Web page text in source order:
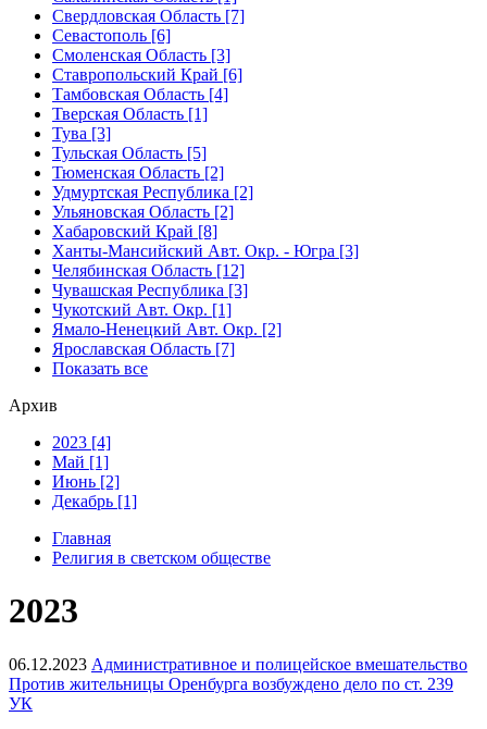
Свердловская Область [7]
Севастополь [6]
Смоленская Область [3]
Ставропольский Край [6]
Тамбовская Область [4]
Тверская Область [1]
Тува [3]
Тульская Область [5]
Тюменская Область [2]
Удмуртская Республика [2]
Ульяновская Область [2]
Хабаровский Край [8]
Ханты-Мансийский Авт. Окр. - Югра [3]
Челябинская Область [12]
Чувашская Республика [3]
Чукотский Авт. Окр. [1]
Ямало-Ненецкий Авт. Окр. [2]
Ярославская Область [7]
Показать все
Архив
2023 [4]
Май [1]
Июнь [2]
Декабрь [1]
Главная
Религия в светском обществе
2023
06.12.2023 Административное и полицейское вмешательство
Против жительницы Оренбурга возбуждено дело по ст. 239
УК